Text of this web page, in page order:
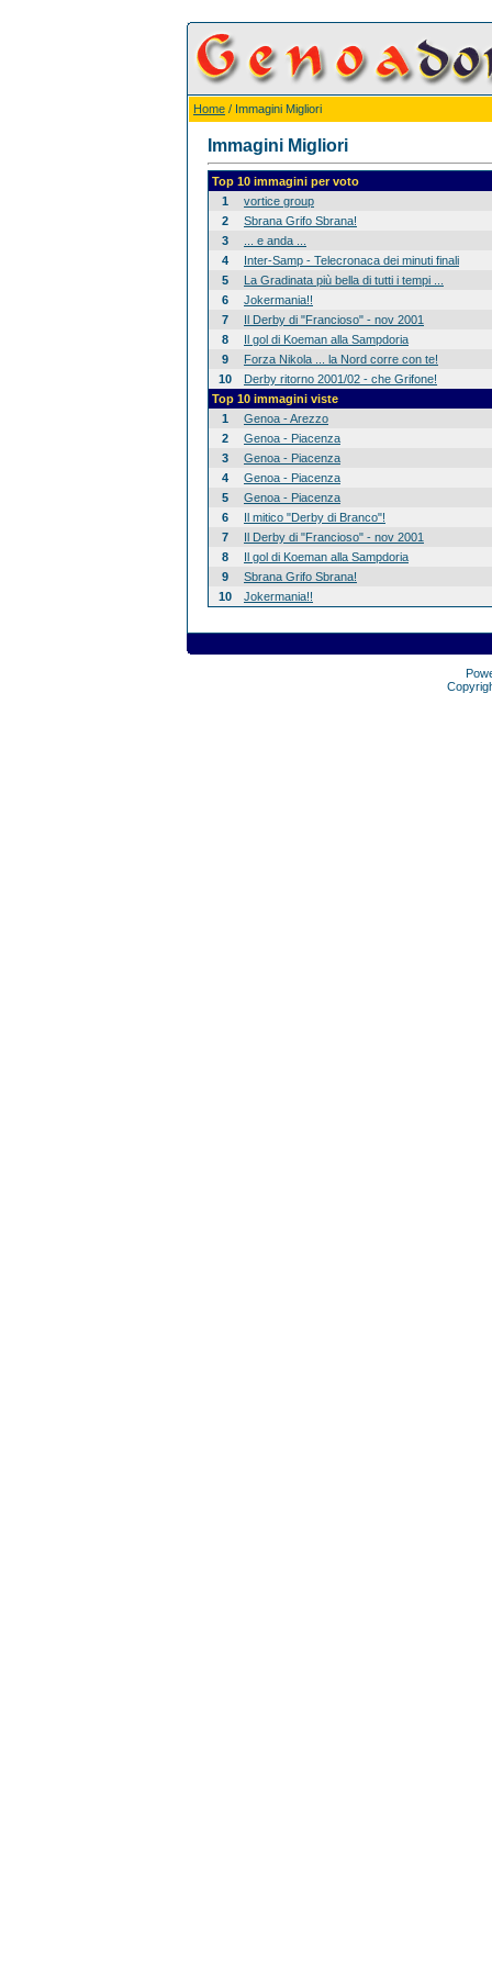
Home / Immagini Migliori
Immagini Migliori
Top 10 immagini per voto
1
vortice group
2
Sbrana Grifo Sbrana!
3
... e anda ...
4
Inter-Samp - Telecronaca dei minuti finali
5
La Gradinata più bella di tutti i tempi ...
6
Jokermania!!
7
Il Derby di "Francioso" - nov 2001
8
Il gol di Koeman alla Sampdoria
9
Forza Nikola ... la Nord corre con te!
10
Derby ritorno 2001/02 - che Grifone!
Top 10 immagini viste
1
Genoa - Arezzo
2
Genoa - Piacenza
3
Genoa - Piacenza
4
Genoa - Piacenza
5
Genoa - Piacenza
6
Il mitico "Derby di Branco"!
7
Il Derby di "Francioso" - nov 2001
8
Il gol di Koeman alla Sampdoria
9
Sbrana Grifo Sbrana!
10
Jokermania!!